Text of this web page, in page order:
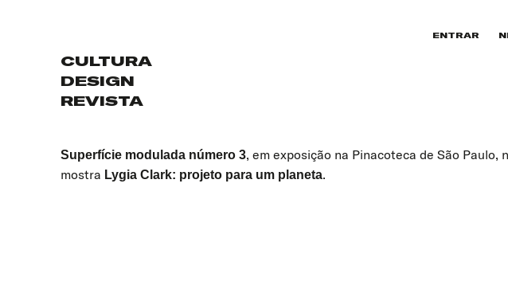
CULTURA
DESIGN
REVISTA
ENTRAR
Superfície modulada número 3, em exposição na Pinacoteca de São Paulo,
mostra Lygia Clark: projeto para um planeta.